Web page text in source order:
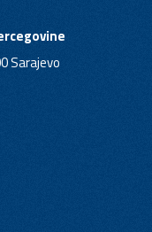
Sarajevo